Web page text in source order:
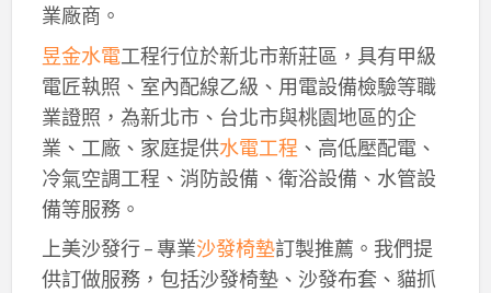
業廠商。
昱金水電工程行位於新北市新莊區，具有甲級
電匠執照、室內配線乙級、用電設備檢驗等職
業證照，為新北市、台北市與桃園地區的企
業、工廠、家庭提供水電工程 、高低壓配電、
冷氣空調工程、消防設備、衛浴設備、水管設
備等服務。
上美沙發行 – 專業沙發椅墊訂製推薦。我們提
供訂做服務，包括沙發椅墊、沙發布套、貓抓